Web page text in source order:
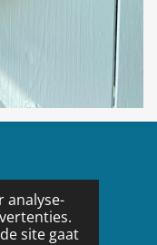
analyse-
site gaat